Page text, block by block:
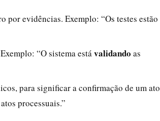
por evidências. Exemplo: “Os testes estão
“O sistema está validando as
para significar a confirmação de um ato
processuais.”